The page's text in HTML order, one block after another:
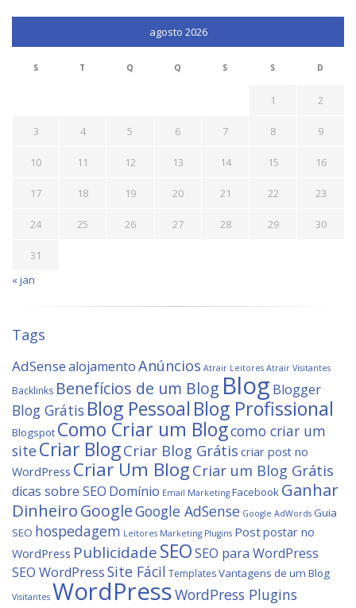
agosto 2026
S T Q Q S S D
1 2
3 4 5 6 7 8 9
10 11 12 13 14 15 16
17 18 19 20 21 22 23
24 25 26 27 28 29 30
31
« jan
Tags
AdSensealojamentoAnúncios Atrair Leitores Atrair Visitantes
Backlinks Benefícios de um Blog Blog Blogger
Blog Grátis Blog Pessoal Blog Profissional
Blogspot Como Criar um Blogcomo criar um
siteCriar BlogCriar Blog Grátis criar post no
WordPress Criar Um Blog Criar um Blog Grátis
dicas sobre SEO Domínio Email Marketing Facebook Ganhar
DinheiroGoogleGoogle AdSense Google AdWords Guia
SEO hospedagem Leitores Marketing Plugins Postpostar no
WordPress PublicidadeSEOSEO para WordPress
SEO WordPressSite Fácil TemplatesVantagens de um Blog
Visitantes WordPressWordPress Plugins